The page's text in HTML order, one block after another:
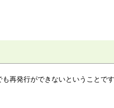
再発行ができないということです